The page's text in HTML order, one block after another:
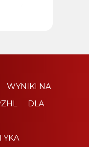
WYNIKI NA
DLA